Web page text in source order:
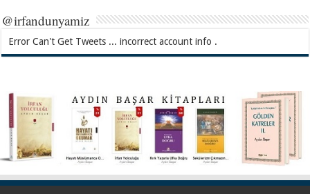
@irfandunyamiz
Error Can't Get Tweets ... incorrect account info .